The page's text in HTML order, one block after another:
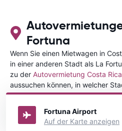
Fortuna
Wenn Sie einen Mietwagen in
in einer anderen Stadt als La
zu der Autovermietung Costa Rica
aussuchen können, in welcher
Fahrzeug mieten wollen.
Fortuna Airport
Auf der Karte anzeigen